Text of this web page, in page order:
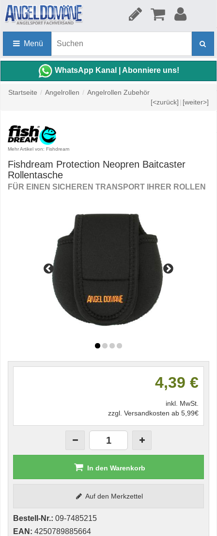
Menü
WhatsApp Kanal | Abonniere uns!
Startseite / Angelrollen / Angelrollen Zubehör
[<zurück] | [weiter>]
Mehr Artikel von: Fishdream
Fishdream Protection Neopren Baitcaster
Rollentasche
FÜR EINEN SICHEREN TRANSPORT IHRER ROLLEN
4,39 €
inkl. MwSt.
zzgl. Versandkosten ab 5,99€
In den Warenkorb
Auf den Merkzettel
Bestell-Nr.: 09-7485215
EAN: 4250789885664